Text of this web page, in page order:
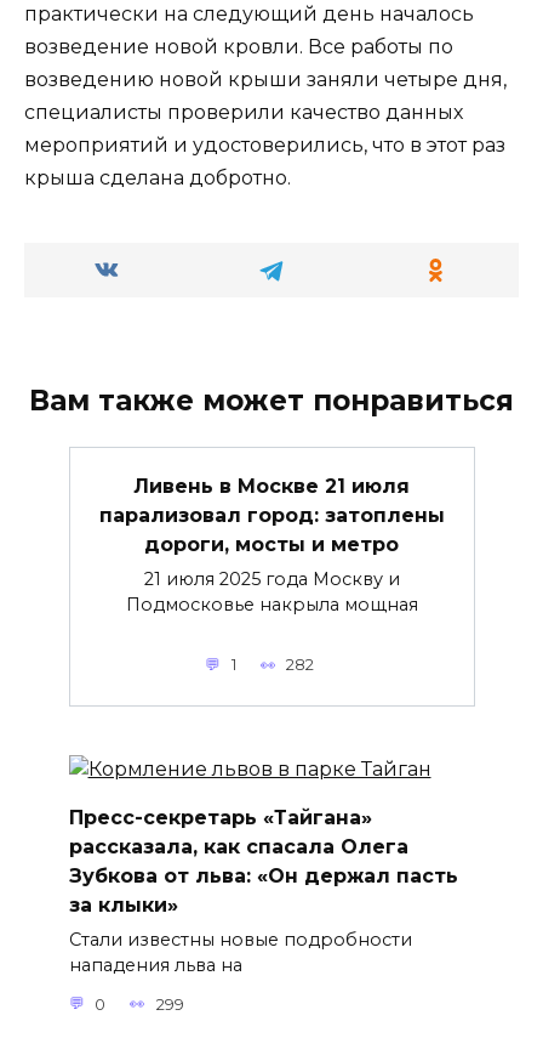
практически на следующий день началось
возведение новой кровли. Все работы по
возведению новой крыши заняли четыре дня,
специалисты проверили качество данных
мероприятий и удостоверились, что в этот раз
крыша сделана добротно.
Вам также может понравиться
Ливень в Москве 21 июля
парализовал город: затоплены
дороги, мосты и метро
21 июля 2025 года Москву и
Подмосковье накрыла мощная
1 282
Пресс-секретарь «Тайгана»
рассказала, как спасала Олега
Зубкова от льва: «Он держал пасть
за клыки»
Стали известны новые подробности
нападения льва на
0 299